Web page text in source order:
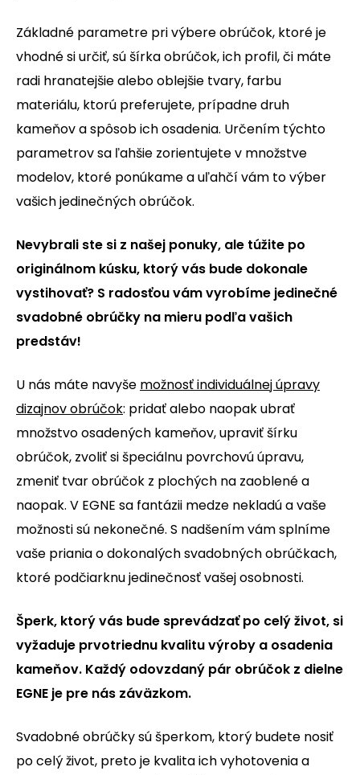
Základné parametre pri výbere obrúčok, ktoré je
vhodné si určiť, sú šírka obrúčok, ich profil, či máte
radi hranatejšie alebo oblejšie tvary, farbu
materiálu, ktorú preferujete, prípadne druh
kameňov a spôsob ich osadenia. Určením týchto
parametrov sa ľahšie zorientujete v množstve
modelov, ktoré ponúkame a uľahčí vám to výber
vašich jedinečných obrúčok.
Nevybrali ste si z našej ponuky, ale túžite po
originálnom kúsku, ktorý vás bude dokonale
vystihovať? S radosťou vám vyrobíme jedinečné
svadobné obrúčky na mieru podľa vašich
predstáv!
U nás máte navyše možnosť individuálnej úpravy
dizajnov obrúčok: pridať alebo naopak ubrať
množstvo osadených kameňov, upraviť šírku
obrúčok, zvoliť si špeciálnu povrchovú úpravu,
zmeniť tvar obrúčok z plochých na zaoblené a
naopak. V EGNE sa fantázii medze nekladú a vaše
možnosti sú nekonečné. S nadšením vám splníme
vaše priania o dokonalých svadobných obrúčkach,
ktoré podčiarknu jedinečnosť vašej osobnosti.
Šperk, ktorý vás bude sprevádzať po celý život, si
vyžaduje prvotriednu kvalitu výroby a osadenia
kameňov. Každý odovzdaný pár obrúčok z dielne
EGNE je pre nás záväzkom.
Svadobné obrúčky sú šperkom, ktorý budete nosiť
po celý život, preto je kvalita ich vyhotovenia a